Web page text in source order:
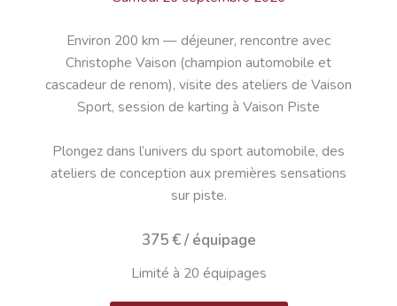
Environ 200 km — déjeuner, rencontre avec
Christophe Vaison (champion automobile et
cascadeur de renom), visite des ateliers de Vaison
Sport, session de karting à Vaison Piste
Plongez dans l’univers du sport automobile, des
ateliers de conception aux premières sensations
sur piste.
375 € / équipage
Limité à 20 équipages